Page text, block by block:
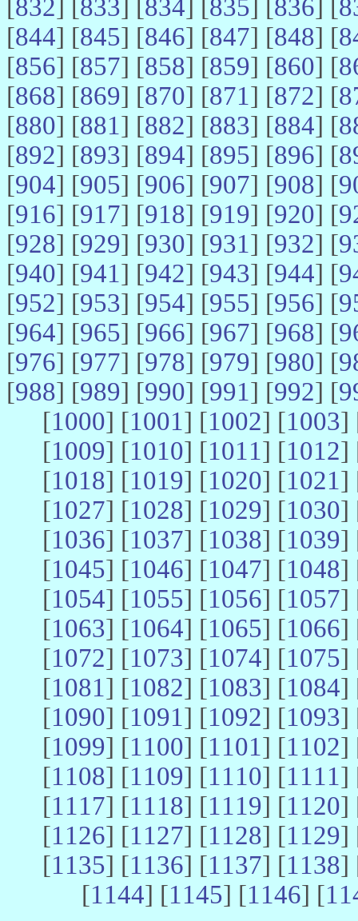
[832] [833] [834] [835] [836] [
[844] [845] [846] [847] [848] [
[856] [857] [858] [859] [860] [
[868] [869] [870] [871] [872] [
[880] [881] [882] [883] [884] [
[892] [893] [894] [895] [896] [
[904] [905] [906] [907] [908] [
[916] [917] [918] [919] [920] [
[928] [929] [930] [931] [932] [
[940] [941] [942] [943] [944] [
[952] [953] [954] [955] [956] [
[964] [965] [966] [967] [968] [
[976] [977] [978] [979] [980] [
[988] [989] [990] [991] [992] [
[1000] [1001] [1002] [1003]
[1009] [1010] [1011] [1012]
[1018] [1019] [1020] [1021]
[1027] [1028] [1029] [1030]
[1036] [1037] [1038] [1039]
[1045] [1046] [1047] [1048]
[1054] [1055] [1056] [1057]
[1063] [1064] [1065] [1066]
[1072] [1073] [1074] [1075]
[1081] [1082] [1083] [1084]
[1090] [1091] [1092] [1093]
[1099] [1100] [1101] [1102]
[1108] [1109] [1110] [1111]
[1117] [1118] [1119] [1120]
[1126] [1127] [1128] [1129]
[1135] [1136] [1137] [1138]
[1144] [1145] [1146] [